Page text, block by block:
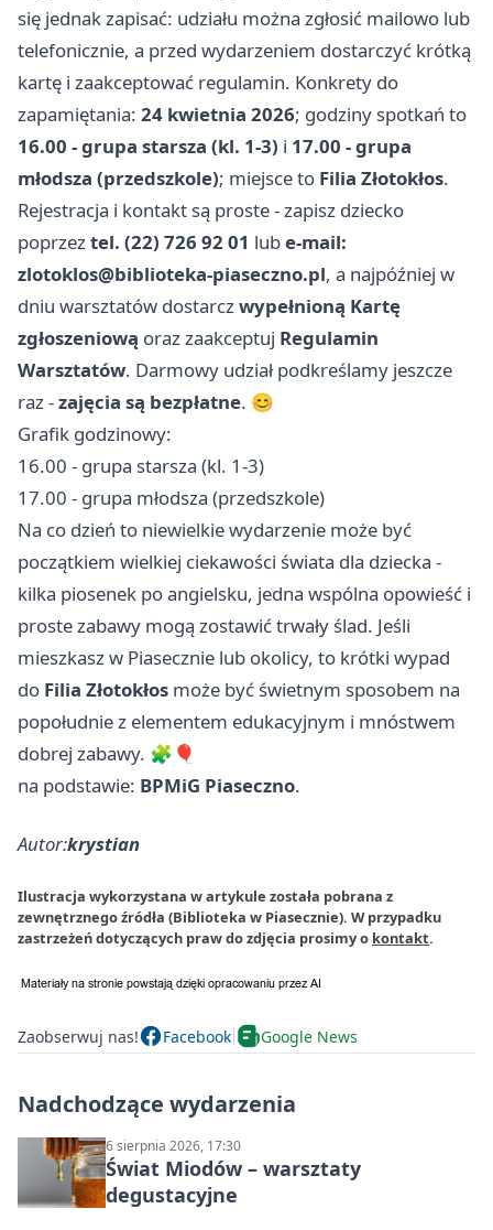
się jednak zapisać: udziału można zgłosić mailowo lub
telefonicznie, a przed wydarzeniem dostarczyć krótką
kartę i zaakceptować regulamin. Konkrety do
zapamiętania: 24 kwietnia 2026; godziny spotkań to
16.00 - grupa starsza (kl. 1-3) i 17.00 - grupa
młodsza (przedszkole); miejsce to Filia Złotokłos.
Rejestracja i kontakt są proste - zapisz dziecko
poprzeztel. (22) 726 92 01 lube-mail:
zlotoklos@biblioteka-piaseczno.pl, a najpóźniej w
dniu warsztatów dostarczwypełnioną Kartę
zgłoszeniową oraz zaakceptuj Regulamin
Warsztatów. Darmowy udział podkreślamy jeszcze
raz -zajęcia są bezpłatne. 😊
Grafik godzinowy:
16.00 - grupa starsza (kl. 1-3)
17.00 - grupa młodsza (przedszkole)
Na co dzień to niewielkie wydarzenie może być
początkiem wielkiej ciekawości świata dla dziecka -
kilka piosenek po angielsku, jedna wspólna opowieść i
proste zabawy mogą zostawić trwały ślad. Jeśli
mieszkasz w Piasecznie lub okolicy, to krótki wypad
do Filia Złotokłos może być świetnym sposobem na
popołudnie z elementem edukacyjnym i mnóstwem
dobrej zabawy. 🧩🎈
na podstawie: BPMiG Piaseczno.
Autor:krystian
Ilustracja wykorzystana w artykule została pobrana z
zewnętrznego źródła (Biblioteka w Piasecznie). W przypadku
zastrzeżeń dotyczących praw do zdjęcia prosimy o kontakt.
Zaobserwuj nas! Facebook Google News
Nadchodzące wydarzenia
6 sierpnia 2026, 17:30
Świat Miodów – warsztaty
degustacyjne